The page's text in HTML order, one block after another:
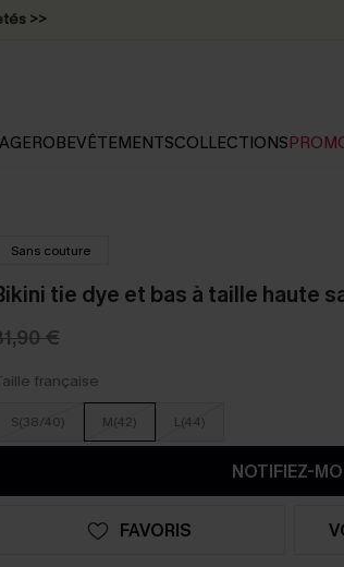
>>
ROBEVÊTEMENTSCOLLECTIONS
Sans couture
tie dye et bas à taille haute
€
française
S(38/40) M(42) L(44)
NOTIFIEZ-
FAVORIS